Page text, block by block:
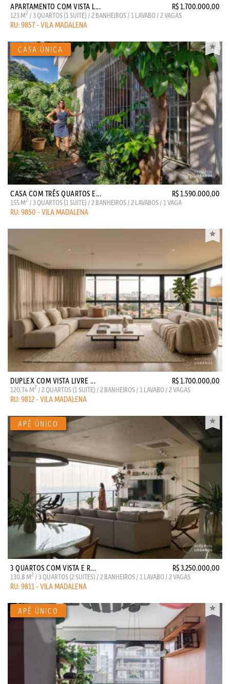
APARTAMENTO COM VISTA L... R$ 1.700.000,00
123 M2 / 3 QUARTOS (1 SUITE) / 2 BANHEIROS / 1 LAVABO / 2 VAGAS
RU: 9857 - VILA MADALENA
CASA COM TRÊS QUARTOS E... R$ 1.590.000,00
155 M2 / 3 QUARTOS (1 SUITE) / 2 BANHEIROS / 2 LAVABOS / 1 VAGA
RU: 9850 - VILA MADALENA
DUPLEX COM VISTA LIVRE ... R$ 1.700.000,00
120,74 M2 / 2 QUARTOS (1 SUITE) / 2 BANHEIROS / 1 LAVABO / 2 VAGAS
RU: 9812 - VILA MADALENA
3 QUARTOS COM VISTA E R... R$ 3.250.000,00
130,8 M2 / 3 QUARTOS (2 SUITES) / 2 BANHEIROS / 1 LAVABO / 2 VAGAS
RU: 9811 - VILA MADALENA